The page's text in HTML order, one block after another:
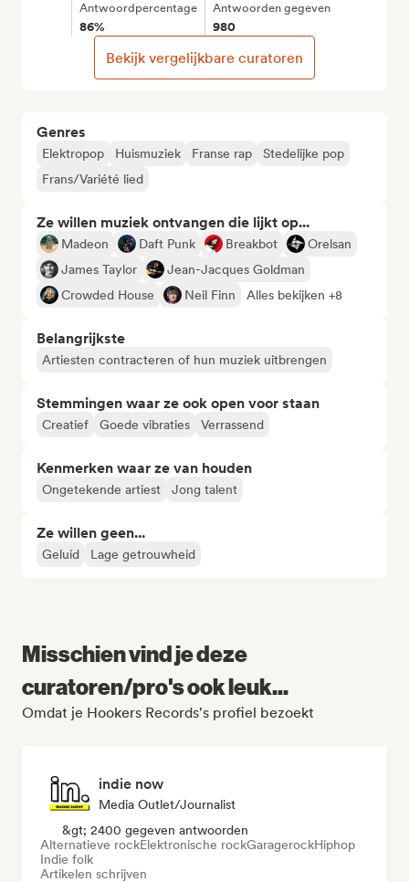
Genres
Elektropop Huismuziek Franse rap
Stedelijke pop
Frans/Variété lied
Ze willen muziek ontvangen die lijkt op...
Madeon Daft Punk Breakbot
Orelsan
James Taylor
Jean-Jacques Goldman
Crowded House
Neil Finn Alles bekijken +8
Belangrijkste
Artiesten contracteren of hun muziek uitbrengen
Stemmingen waar ze ook open voor staan
Creatief Goede vibraties Verrassend
Kenmerken waar ze van houden
Ongetekende artiest Jong talent
Ze willen geen...
Geluid Lage getrouwheid
Antwoordpercentage
86%
Antwoorden gegeven
980
Bekijk vergelijkbare curatoren
Misschien vind je deze
curatoren/pro's ook leuk...
Omdat je Hookers Records's profiel bezoekt
indie now
Media Outlet/Journalist
&gt; 2400 gegeven antwoorden
Alternatieve rockElektronische rockGaragerockHiphop
Indie folk
Artikelen schrijven